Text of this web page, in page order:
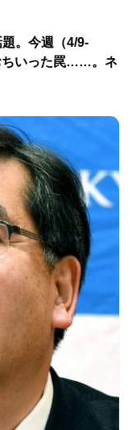
。今週（4/9-
ちいった罠……。ネ